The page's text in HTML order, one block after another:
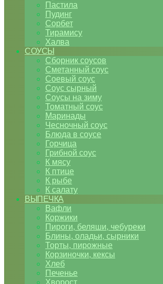
Пастила
Пудинг
Сорбет
Тирамису
Халва
СОУСЫ
Сборник соусов
Сметанный соус
Соевый соус
Соус сырный
Соусы на зиму
Томатный соус
Маринады
Чесночный соус
Блюда в соусе
Горчица
Грибной соус
К мясу
К птице
К рыбе
К салату
ВЫПЕЧКА
Вафли
Коржики
Пироги, беляши, чебуреки
Блины, оладьи, сырники
Торты, пирожные
Корзиночки, кексы
Хлеб
Печенье
Хворост